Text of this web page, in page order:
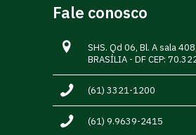
Fale conosco
SHS. Qd 06, Bl. A sala
BRASÍLIA - DF CEP:
(61) 3321-1200
(61) 9.9639-2415